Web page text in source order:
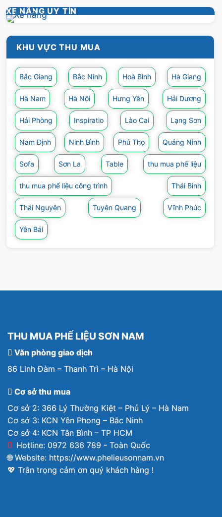
XE NÂNG UY TÍN
KHU VỰC THU MUA
Bắc Giang Bắc Ninh Hoà Bình Hà Giang
Hà Nam Hà Nội Hưng Yên Hải Dương
Hải Phòng Inspiratio Lào Cai Lạng Sơn
Nam Định Ninh Bình Phú Thọ Quảng Ninh
Sofa Sơn La Table thu mua phế liệu
thu mua phế liệu công trình Thái Bình
Thái Nguyên Tuyên Quang Vĩnh Phúc
Yên Bái
Đồng,Thu Mua Phế Liệu Nhôm,Thu Mua
Mua Phế Liệu Thép
THU MUA PHẾ LIỆU SƠN NAM
Văn phòng giao dịch
86 Linh Đàm – Thanh Trì – Hà Nội
Cơ sở thu mua
Cơ sở 2: 366 Lý Thường Kiệt – Phủ Lý – Hà Nam
Cơ sở 3: KCN Yên Phong – Bắc Ninh
Cơ sở 4: KCN Tân Bình – TP HCM
Hotline: 0972 636 789 - Toàn Quốc
🌐 Website: https://www.phelieusonnam.vn
💖 Trân trọng cảm ơn quý khách hàng !